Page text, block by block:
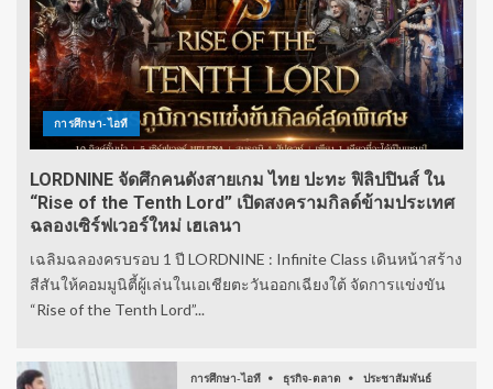
การศึกษา-ไอที
LORDNINE จัดศึกคนดังสายเกม ไทย ปะทะ ฟิลิปปินส์ ใน
“Rise of the Tenth Lord” เปิดสงครามกิลด์ข้ามประเทศ
ฉลองเซิร์ฟเวอร์ใหม่ เฮเลนา
เฉลิมฉลองครบรอบ 1 ปี LORDNINE : Infinite Class เดินหน้าสร้าง
สีสันให้คอมมูนิตี้ผู้เล่นในเอเชียตะวันออกเฉียงใต้ จัดการแข่งขัน
“Rise of the Tenth Lord”...
การศึกษา-ไอที ธุรกิจ-ตลาด ประชาสัมพันธ์